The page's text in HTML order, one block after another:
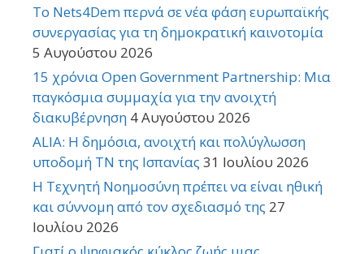
Το Nets4Dem περνά σε νέα φάση ευρωπαϊκής
συνεργασίας για τη δημοκρατική καινοτομία
5 Αυγούστου 2026
15 χρόνια Open Government Partnership: Μια
παγκόσμια συμμαχία για την ανοιχτή
διακυβέρνηση 4 Αυγούστου 2026
ALIA: Η δημόσια, ανοιχτή και πολύγλωσση
υποδομή ΤΝ της Ισπανίας 31 Ιουλίου 2026
Η Τεχνητή Νοημοσύνη πρέπει να είναι ηθική
και σύννομη από τον σχεδιασμό της 27
Ιουλίου 2026